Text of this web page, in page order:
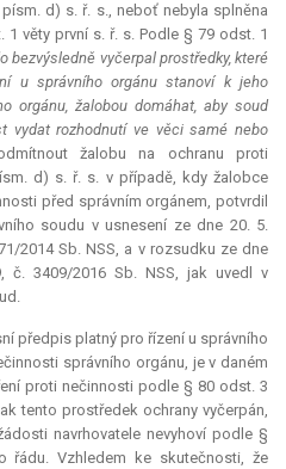
d) s. ř. s., neboť nebyla splněna
věty první s. ř. s. Podle § 79 odst. 1
bezvýsledně vyčerpal prostředky, které
u správního orgánu stanoví k jeho
orgánu, žalobou domáhat, aby soud
vydat rozhodnutí ve věci samé nebo
žalobu na ochranu proti
d) s. ř. s. v případě, kdy žalobce
před správním orgánem, potvrdil
soudu v usnesení ze dne 20. 5.
2014 Sb. NSS, a v rozsudku ze dne
č. 3409/2016 Sb. NSS, jak uvedl v
předpis platný pro řízení u správního
správního orgánu, je v daném
proti nečinnosti podle § 80 odst. 3
tento prostředek ochrany vyčerpán,
navrhovatele nevyhoví podle §
řádu. Vzhledem ke skutečnosti, že